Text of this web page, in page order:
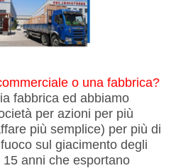
o una fabbrica?
fabbrica ed abbiamo
per azioni per più
più semplice) per più di
sul giacimento degli
anni che esportano